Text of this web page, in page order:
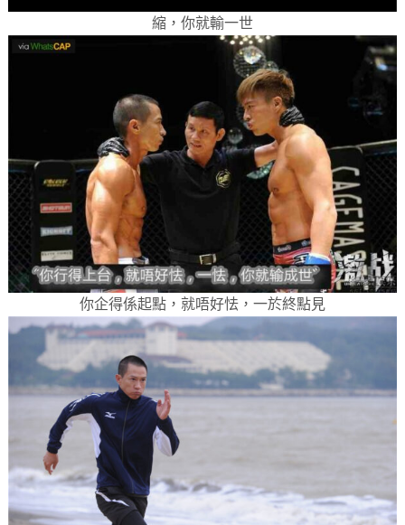
縮，你就輸一世
你企得係起點，就唔好怯，一於終點見